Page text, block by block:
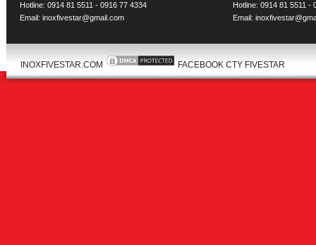
Hotline: 0914 81 5511 - 0916 77 4334
Email: inoxfivestar@gmail.com
Hotline: 0914 81 5511 -
Email:
INOXFIVESTAR.COM FACEBOOK CTY FIVESTAR